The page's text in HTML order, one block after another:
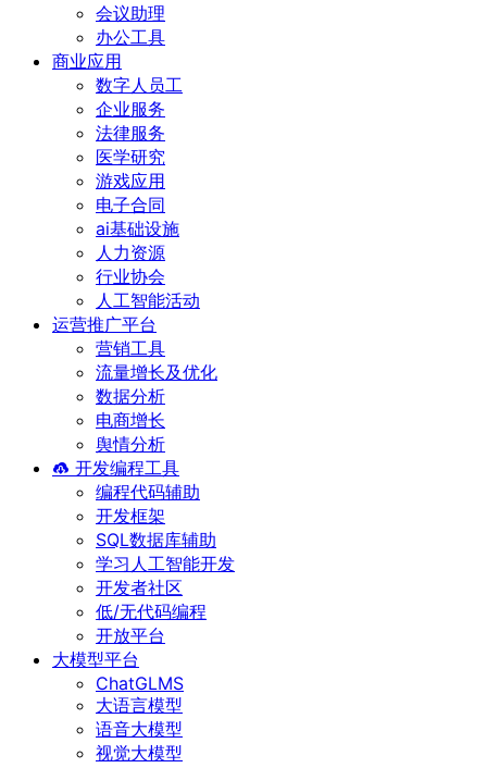
会议助理
办公工具
商业应用
数字人员工
企业服务
法律服务
医学研究
游戏应用
电子合同
ai基础设施
人力资源
行业协会
人工智能活动
运营推广平台
营销工具
流量增长及优化
数据分析
电商增长
舆情分析
开发编程工具
编程代码辅助
开发框架
SQL数据库辅助
学习人工智能开发
开发者社区
低/无代码编程
开放平台
大模型平台
ChatGLMS
大语言模型
语音大模型
视觉大模型